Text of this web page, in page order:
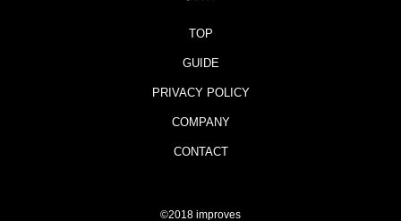
TOP
GUIDE
PRIVACY POLICY
COMPANY
CONTACT
©2018 improves